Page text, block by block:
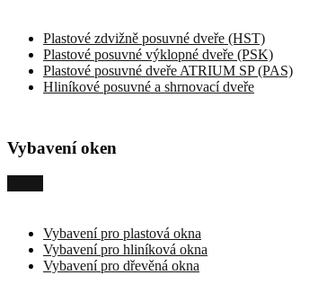
Plastové zdvižně posuvné dveře (HST)
Plastové posuvné výklopné dveře (PSK)
Plastové posuvné dveře ATRIUM SP (PAS)
Hliníkové posuvné a shrnovací dveře
Vybavení oken
Vybavení pro plastová okna
Vybavení pro hliníková okna
Vybavení pro dřevěná okna